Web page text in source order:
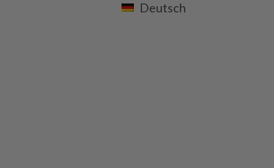
Deutsch